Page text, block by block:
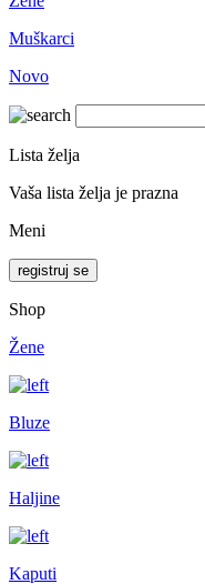
Muškarci
Novo
Lista želja
Vaša lista želja je prazna
Meni
registruj se
Shop
Žene
Bluze
Haljine
Kaputi